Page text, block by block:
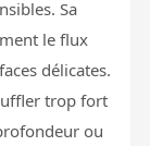
Sa
le flux
délicates.
trop fort
ou